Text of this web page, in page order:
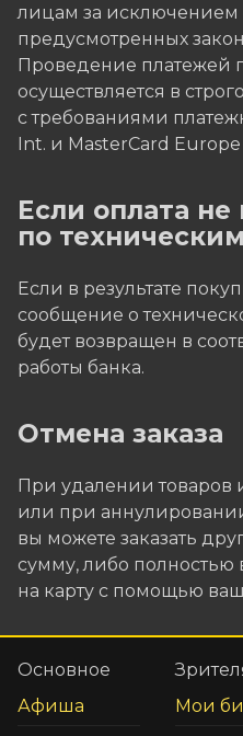
лицам за исключением
предусмотренных
Проведение платежей
осуществляется в
с требованиями
Int. и MasterCard Europe
Если оплата
по
Если в результате
сообщение о
будет возвращен в
работы банка.
Отмена заказа
При удалении товаров
или при
вы можете заказать
сумму, либо полностью
на карту с помощью
Основное
Афиша
Мои